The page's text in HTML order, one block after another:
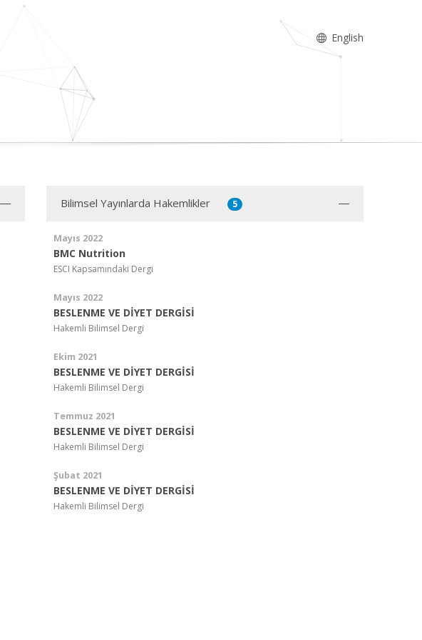
English
Bilimsel Yayınlarda Hakemlikler 5
Mayıs 2022
BMC Nutrition
ESCI Kapsamındaki Dergi
Mayıs 2022
BESLENME VE DİYET DERGİSİ
Hakemli Bilimsel Dergi
Ekim 2021
BESLENME VE DİYET DERGİSİ
Hakemli Bilimsel Dergi
Temmuz 2021
BESLENME VE DİYET DERGİSİ
Hakemli Bilimsel Dergi
Şubat 2021
BESLENME VE DİYET DERGİSİ
Hakemli Bilimsel Dergi